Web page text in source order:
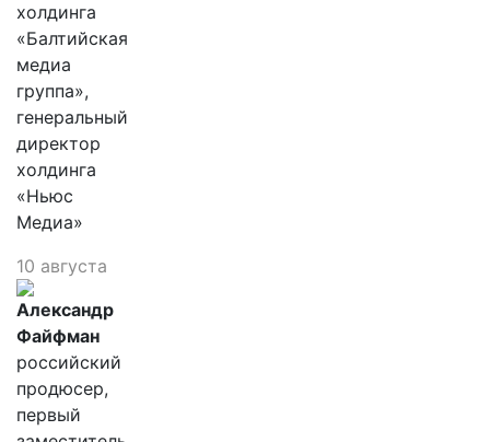
холдинга
«Балтийская
медиа
группа»,
генеральный
директор
холдинга
«Ньюс
Медиа»
10 августа
Александр
Файфман
российский
продюсер,
первый